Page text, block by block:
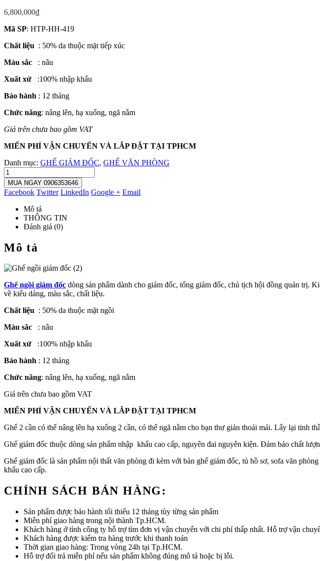
6,800,000₫
Mã SP: HTP-HH-419
Chất liệu : 50% da thuộc mặt tiếp xúc
Màu sắc
: nâu
Xuất xứ
:100% nhập khẩu
Bảo hành : 12 tháng
Chức năng: nâng lên, hạ xuống, ngã nằm
Giá trên chưa bao gồm VAT
MIỂN PHÍ VẬN CHUYỂN VÀ LẮP ĐẶT TẠI TPHCM
Danh mục: GHẾ GIÁM ĐỐC, GHẾ VĂN PHÒNG
MUA NGAY 0906353646
Facebook Twitter LinkedIn Google + Email
Mô tả
THÔNG TIN
Đánh giá (0)
Mô tả
Ghế ngồi giám đốc dòng sản phẩm dành cho giám đốc, tổng giám đốc, chủ tịch hội đồng quản trị.
về kiểu dáng, màu sắc, chất liệu.
Chất liệu : 50% da thuộc mặt ngồi
Màu sắc
: nâu
Xuất xứ
:100% nhập khẩu
Bảo hành : 12 tháng
Chức năng: nâng lên, hạ xuống, ngã nằm
Giá trên chưa bao gồm VAT
MIỂN PHÍ VẬN CHUYỂN VÀ LẮP ĐẶT TẠI TPHCM
Ghế 2 cần có thể nâng lên hạ xuống 2 cần, có thể ngã nằm cho bạn thư giản thoải mái. Lấy lại tinh
Ghế giám đốc thuộc dòng sản phẩm nhập khẩu cao cấp, nguyên đai nguyên kiện. Đảm bảo chất
Ghế giám đốc là sản phẩm nội thất văn phòng đi kèm với bàn ghế giám đốc, tủ hồ sơ, sofa văn
khẩu cao cấp.
CHÍNH SÁCH BÁN HÀNG:
Sản phẩm được bảo hành tối thiểu 12 tháng tùy từng sản phẩm
Miễn phí giao hàng trong nội thành Tp.HCM.
Khách hàng ở tỉnh công ty hỗ trợ tìm đơn vị vận chuyển với chi phí thấp nhất. Hỗ trợ vận
Khách hàng được kiểm tra hàng trước khi thanh toán
Thời gian giao hàng: Trong vòng 24h tại Tp.HCM.
Hỗ trợ đổi trả miễn phí nếu sản phẩm không đúng mô tả hoặc bị lỗi.